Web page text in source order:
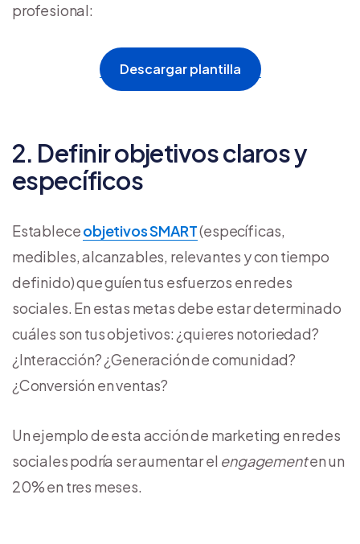
profesional:
Descargar plantilla
2. Definir objetivos claros y
específicos
Estableceobjetivos SMART(específicas,
medibles, alcanzables, relevantes y con tiempo
definido) que guíen tus esfuerzos en redes
sociales. En estas metas debe estar determinado
cuáles son tus objetivos: ¿quieres notoriedad?
¿Interacción? ¿Generación de comunidad?
¿Conversión en ventas?
Un ejemplo de esta acción de marketing en redes
sociales podría ser aumentar el engagementen un
20% en tres meses.